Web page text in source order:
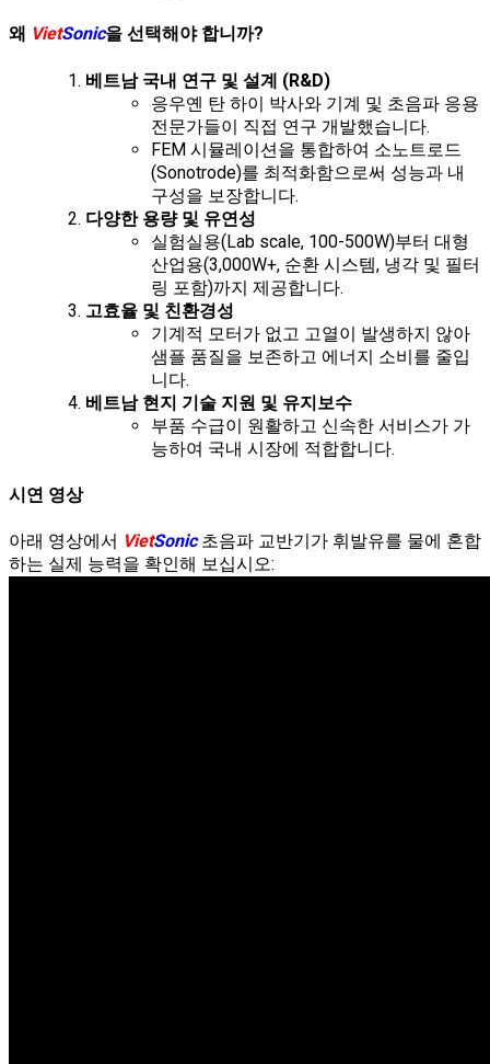
왜 VietSonic을 선택해야 합니까?
베트남 국내 연구 및 설계 (R&D)
응우옌 탄 하이 박사와 기계 및 초음파 응용
전문가들이 직접 연구 개발했습니다.
FEM 시뮬레이션을 통합하여 소노트로드
(Sonotrode)를 최적화함으로써 성능과 내
구성을 보장합니다.
다양한 용량 및 유연성
실험실용(Lab scale, 100-500W)부터 대형
산업용(3,000W+, 순환 시스템, 냉각 및 필터
링 포함)까지 제공합니다.
고효율 및 친환경성
기계적 모터가 없고 고열이 발생하지 않아
샘플 품질을 보존하고 에너지 소비를 줄입
니다.
베트남 현지 기술 지원 및 유지보수
부품 수급이 원활하고 신속한 서비스가 가
능하여 국내 시장에 적합합니다.
시연 영상
아래 영상에서 VietSonic초음파 교반기가 휘발유를 물에 혼합
하는 실제 능력을 확인해 보십시오: